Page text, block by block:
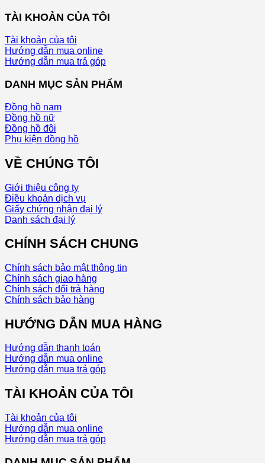
TÀI KHOẢN CỦA TÔI
Tài khoản của tôi
Hướng dẫn mua online
Hướng dẫn mua trả góp
DANH MỤC SẢN PHẨM
Đồng hồ nam
Đồng hồ nữ
Đồng hồ đôi
Phụ kiện đồng hồ
VỀ CHÚNG TÔI
Giới thiệu công ty
Điều khoản dịch vụ
Giấy chứng nhận đại lý
Danh sách đại lý
CHÍNH SÁCH CHUNG
Chính sách bảo mật thông tin
Chính sách giao hàng
Chính sách đổi trả hàng
Chính sách bảo hàng
HƯỚNG DẪN MUA HÀNG
Hướng dẫn thanh toán
Hướng dẫn mua online
Hướng dẫn mua trả góp
TÀI KHOẢN CỦA TÔI
Tài khoản của tôi
Hướng dẫn mua online
Hướng dẫn mua trả góp